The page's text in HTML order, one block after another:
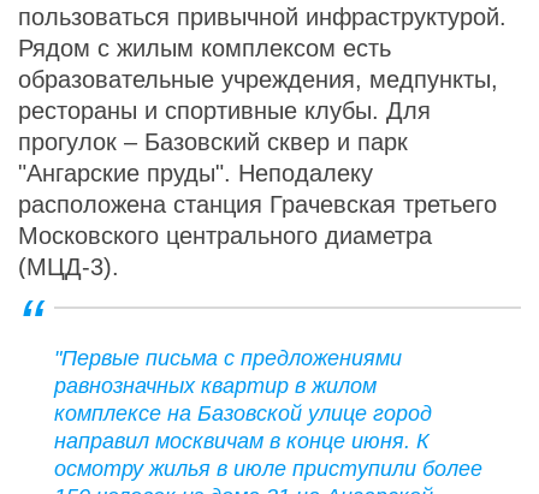
пользоваться привычной инфраструктурой.
Рядом с жилым комплексом есть
образовательные учреждения, медпункты,
рестораны и спортивные клубы. Для
прогулок – Базовский сквер и парк
"Ангарские пруды". Неподалеку
расположена станция Грачевская третьего
Московского центрального диаметра
(МЦД-3).
"Первые письма с предложениями
равнозначных квартир в жилом
комплексе на Базовской улице город
направил москвичам в конце июня. К
осмотру жилья в июле приступили более